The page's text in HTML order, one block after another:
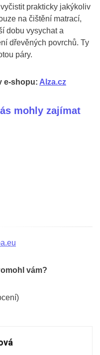
prakticky jakýkoliv
na čištění matrací,
dobu vysychat a
dřevěných povrchů. Ty
páry.
e-shopu: Alza.cz
mohly zajímat
vám?